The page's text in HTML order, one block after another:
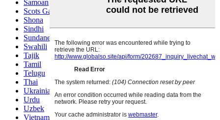
Samoan
Scots Gaelic
Shona
Sindhi
Sundanese
Swahili
Tajik
Tamil
Telugu
Thai
Ukrainian
Urdu
Uzbek
Vietnamese